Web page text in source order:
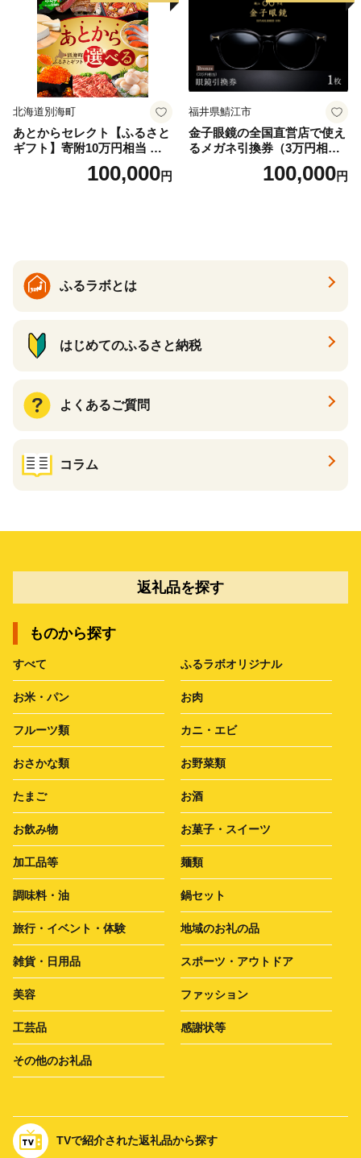
北海道別海町
あとからセレクト【ふるさと
ギフト】寄附10万円相当 あ
とから選べる！ ギフト いく
ら ほたて 海鮮 牛肉 別海町
ギフト ふるさと納税 ）
100,000円
福井県鯖江市
金子眼鏡の全国直営店で使え
るメガネ引換券（3万円相
100,000円
ふるラボとは
はじめてのふるさと納税
よくあるご質問
コラム
返礼品を探す
ものから探す
すべて ふるラボオリジナル
お米・パン お肉
フルーツ類 カニ・エビ
おさかな類 お野菜類
たまご お酒
お飲み物 お菓子・スイーツ
加工品等 麺類
調味料・油 鍋セット
旅行・イベント・体験 地域のお礼の品
雑貨・日用品 スポーツ・アウトドア
美容 ファッション
工芸品 感謝状等
その他のお礼品
TVで紹介された返礼品から探す